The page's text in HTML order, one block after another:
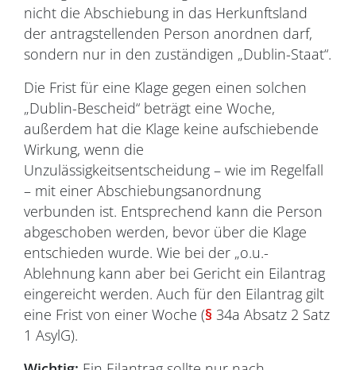
nicht die Abschiebung in das Herkunftsland
der antragstellenden Person anordnen darf,
sondern nur in den zuständigen „Dublin-Staat“.
Die Frist für eine Klage gegen einen solchen
„Dublin-Bescheid“ beträgt eine Woche,
außerdem hat die Klage keine aufschiebende
Wirkung, wenn die
Unzulässigkeitsentscheidung – wie im Regelfall
– mit einer Abschiebungsanordnung
verbunden ist. Entsprechend kann die Person
abgeschoben werden, bevor über die Klage
entschieden wurde. Wie bei der „o.u.-
Ablehnung kann aber bei Gericht ein Eilantrag
eingereicht werden. Auch für den Eilantrag gilt
eine Frist von einer Woche (§ 34a Absatz 2 Satz
1 AsylG).